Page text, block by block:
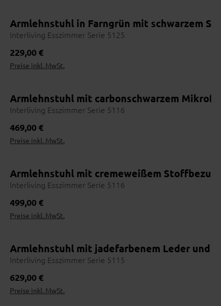
Online entdecken
2 Händler finden
Nutze die Händlersuche
Stoffe & Farben prüfen
Beraten lassen
Maße, Materialien, Lieferzeit
5 Bestellen
Armlehnstuhl in Farngrün mit schwarzem
Interliving Esszimmer Serie 5125
Regulärer Preis:
229,00 €
Preise inkl. MwSt.
Armlehnstuhl mit carbonschwarzem
Interliving Esszimmer Serie 5116
Regulärer Preis:
469,00 €
Preise inkl. MwSt.
Armlehnstuhl mit cremeweißem
Interliving Esszimmer Serie 5116
Regulärer Preis:
499,00 €
Preise inkl. MwSt.
Armlehnstuhl mit jadefarbenem Leder und
Interliving Esszimmer Serie 5115
Regulärer Preis:
629,00 €
Preise inkl. MwSt.